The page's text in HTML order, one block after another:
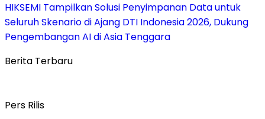
HIKSEMI Tampilkan Solusi Penyimpanan Data untuk
Seluruh Skenario di Ajang DTI Indonesia 2026, Dukung
Pengembangan AI di Asia Tenggara
Berita Terbaru
Pers Rilis